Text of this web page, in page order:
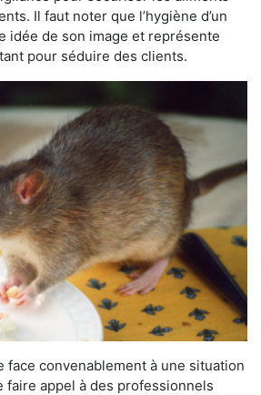
Il faut noter que l’hygiène d’un
idée de son image et représente
pour séduire des clients.
face convenablement à une situation
faire appel à des professionnels